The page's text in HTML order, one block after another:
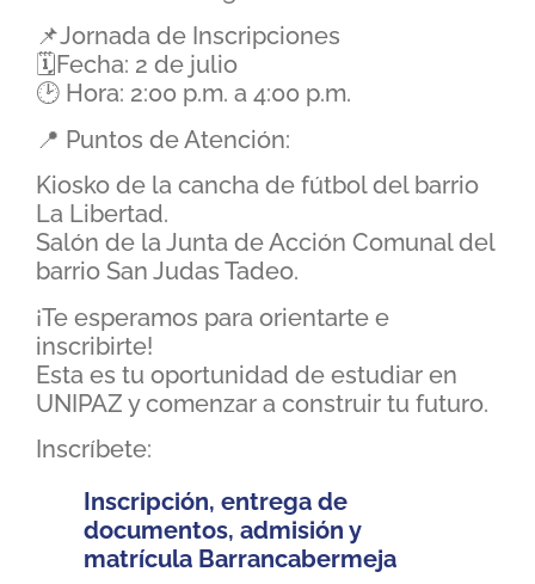
📌Jornada de Inscripciones
🗓️Fecha: 2 de julio
🕑 Hora: 2:00 p.m. a 4:00 p.m.
📍 Puntos de Atención:
Kiosko de la cancha de fútbol del barrio
La Libertad.
Salón de la Junta de Acción Comunal del
barrio San Judas Tadeo.
¡Te esperamos para orientarte e
inscribirte!
Esta es tu oportunidad de estudiar en
UNIPAZ y comenzar a construir tu futuro.
Inscríbete:
Inscripción, entrega de
documentos, admisión y
matrícula Barrancabermeja